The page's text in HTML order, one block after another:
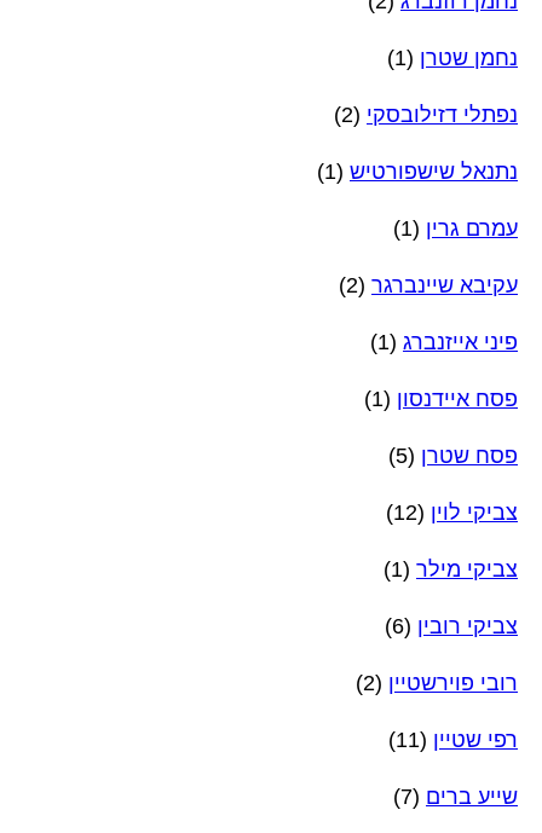
נחמן שטרן (1)
נפתלי דזילובסקי (2)
נתנאל שישפורטיש (1)
עמרם גרין (1)
עקיבא שיינברגר (2)
פיני אייזנברג (1)
פסח איידנסון (1)
פסח שטרן (5)
צביקי לוין (12)
צביקי מילר (1)
צביקי רובין (6)
רובי פוירשטיין (2)
רפי שטיין (11)
שייע ברים (7)